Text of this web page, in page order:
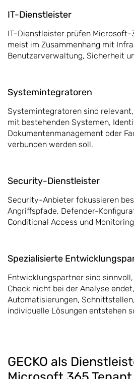
IT-Dienstleister
IT-Dienstleister prüfen Microsoft-
meist im Zusammenhang mit
Benutzerverwaltung, Sicherheit
Systemintegratoren
Systemintegratoren sind
mit bestehenden Systemen,
Dokumentenmanagement oder
verbunden werden soll.
Security-Dienstleister
Security-Anbieter fokussieren
Angriffspfade, Defender-
Conditional Access und
Spezialisierte
Entwicklungspartner sind
Check nicht bei der Analyse
Automatisierungen,
individuelle Lösungen entstehen
GECKO als